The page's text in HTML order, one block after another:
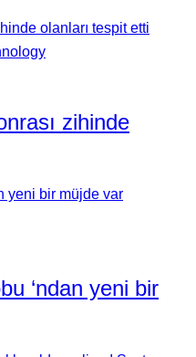
zihinde
‘ndan yeni bir